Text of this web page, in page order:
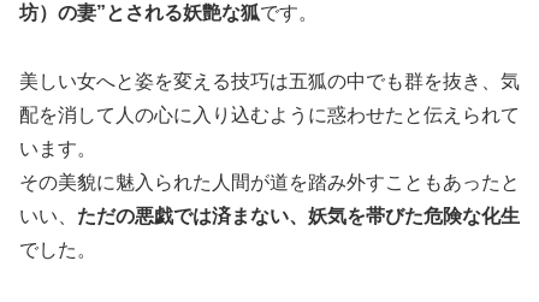
坊）の妻”とされる妖艶な狐です。
美しい女へと姿を変える技巧は五狐の中でも群を抜き、気
配を消して人の心に入り込むように惑わせたと伝えられて
います。
その美貌に魅入られた人間が道を踏み外すこともあったと
いい、 ただの悪戯では済まない、妖気を帯びた危険な化生
でした。